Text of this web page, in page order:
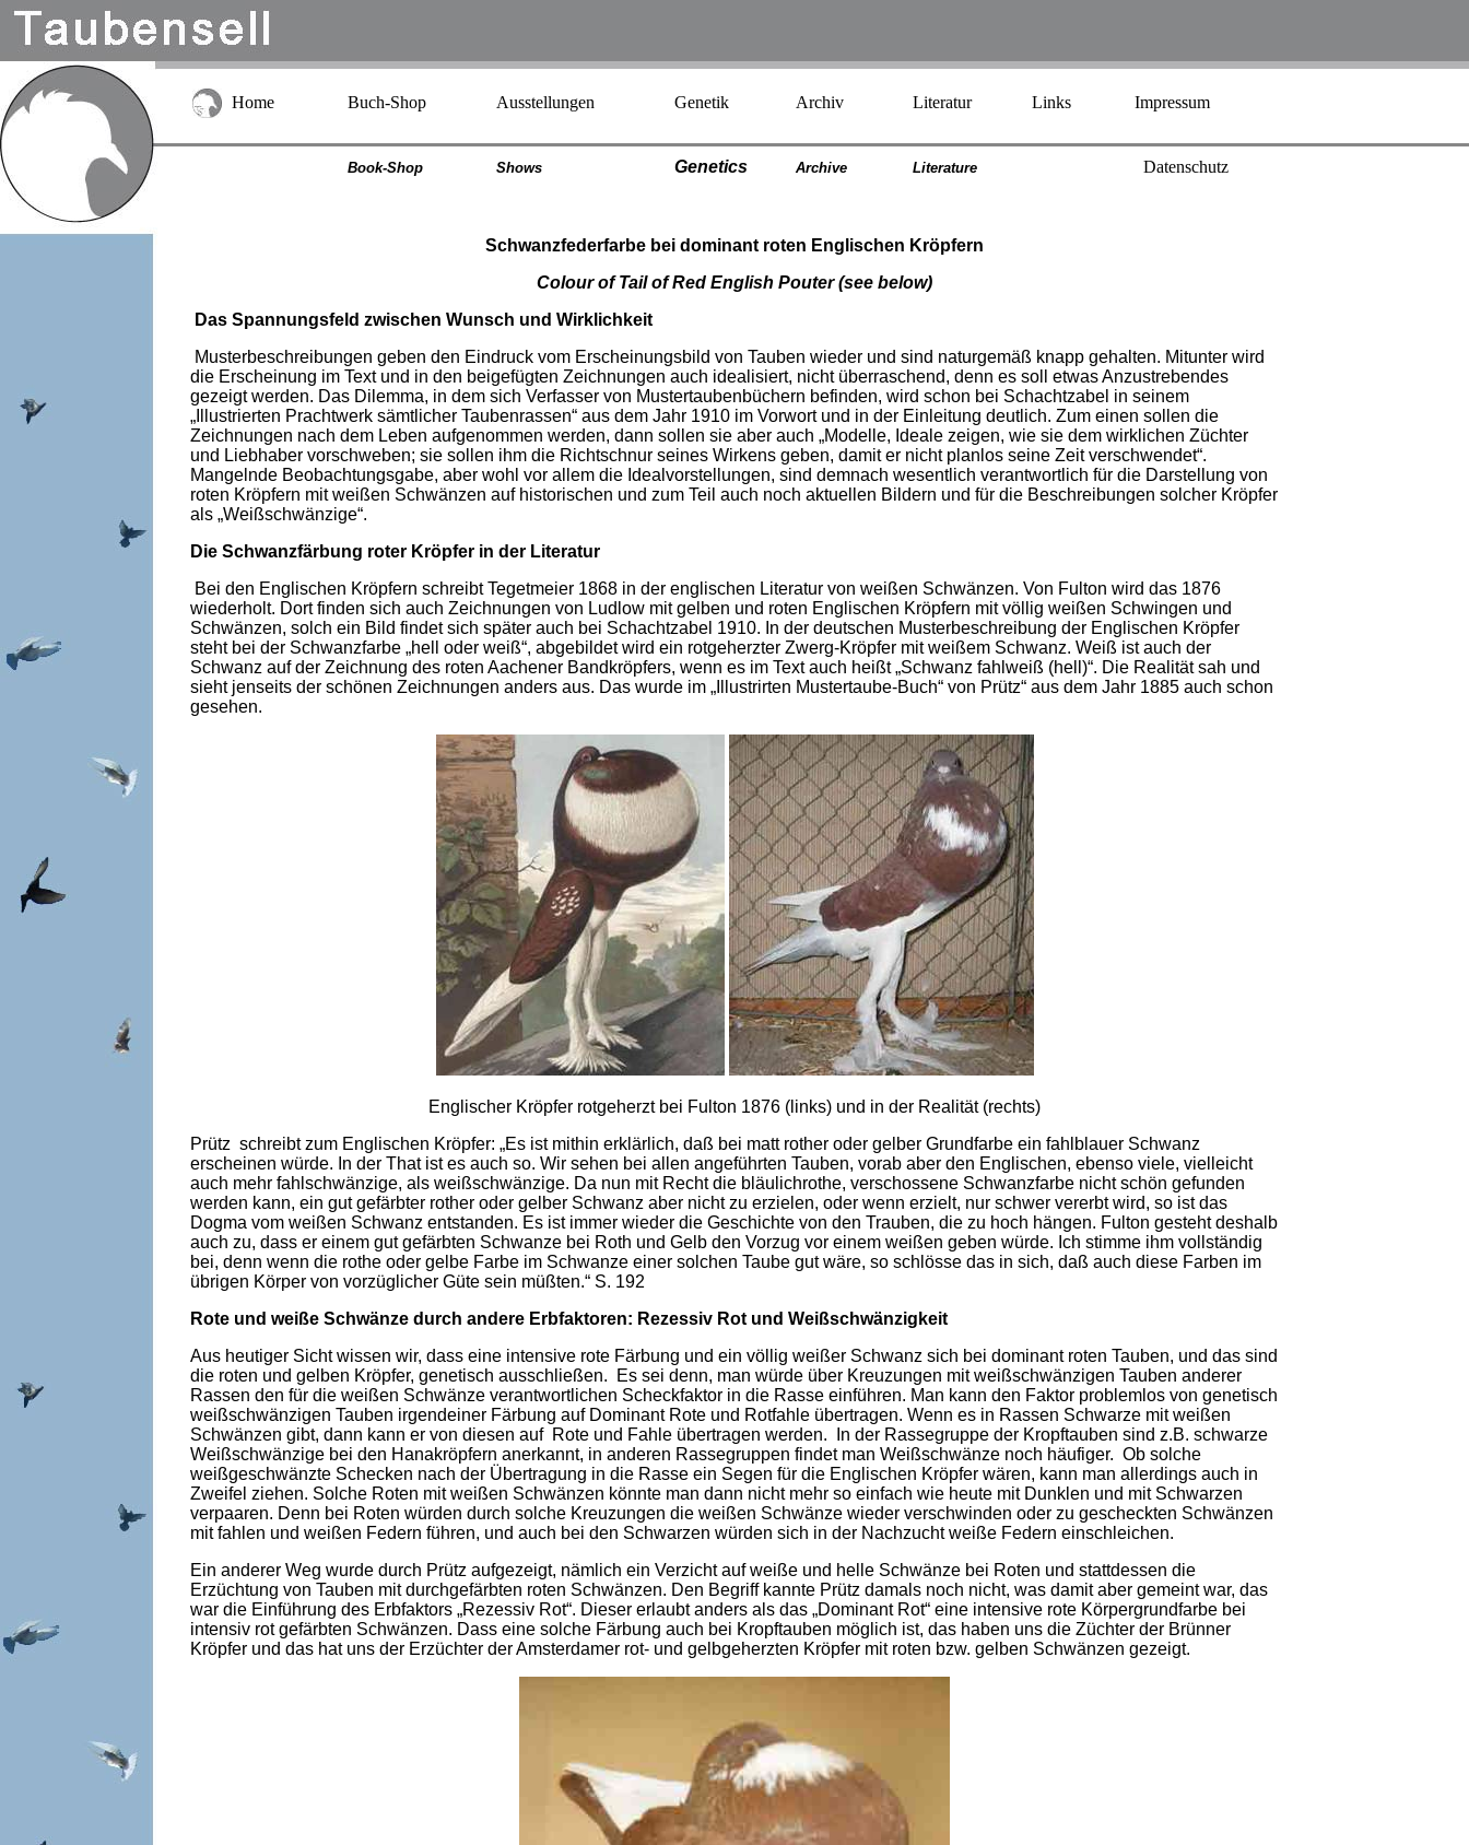
Home Buch-Shop Ausstellungen Genetik Archiv Literatur Links Impressum
Book-Shop Shows Genetics Archive Literature Datenschutz
Schwanzfederfarbe bei dominant roten Englischen Kröpfern
Colour of Tail of Red English Pouter (see below)
Das Spannungsfeld zwischen Wunsch und Wirklichkeit
Musterbeschreibungen geben den Eindruck vom Erscheinungsbild von Tauben wieder und sind naturgemäß knapp gehalten. Mitunter wird
die Erscheinung im Text und in den beigefügten Zeichnungen auch idealisiert, nicht überraschend, denn es soll etwas Anzustrebendes
gezeigt werden. Das Dilemma, in dem sich Verfasser von Mustertaubenbüchern befinden, wird schon bei Schachtzabel in seinem
„Illustrierten Prachtwerk sämtlicher Taubenrassen“ aus dem Jahr 1910 im Vorwort und in der Einleitung deutlich. Zum einen sollen die
Zeichnungen nach dem Leben aufgenommen werden, dann sollen sie aber auch „Modelle, Ideale zeigen, wie sie dem wirklichen Züchter
und Liebhaber vorschweben; sie sollen ihm die Richtschnur seines Wirkens geben, damit er nicht planlos seine Zeit verschwendet“.
Mangelnde Beobachtungsgabe, aber wohl vor allem die Idealvorstellungen, sind demnach wesentlich verantwortlich für die Darstellung von
roten Kröpfern mit weißen Schwänzen auf historischen und zum Teil auch noch aktuellen Bildern und für die Beschreibungen solcher Kröpfer
als „Weißschwänzige“.
Die Schwanzfärbung roter Kröpfer in der Literatur
Bei den Englischen Kröpfern schreibt Tegetmeier 1868 in der englischen Literatur von weißen Schwänzen. Von Fulton wird das 1876
wiederholt. Dort finden sich auch Zeichnungen von Ludlow mit gelben und roten Englischen Kröpfern mit völlig weißen Schwingen und
Schwänzen, solch ein Bild findet sich später auch bei Schachtzabel 1910. In der deutschen Musterbeschreibung der Englischen Kröpfer
steht bei der Schwanzfarbe „hell oder weiß“, abgebildet wird ein rotgeherzter Zwerg-Kröpfer mit weißem Schwanz. Weiß ist auch der
Schwanz auf der Zeichnung des roten Aachener Bandkröpfers, wenn es im Text auch heißt „Schwanz fahlweiß (hell)“. Die Realität sah und
sieht jenseits der schönen Zeichnungen anders aus. Das wurde im „Illustrirten Mustertaube-Buch“ von Prütz“ aus dem Jahr 1885 auch schon
gesehen.
Englischer Kröpfer rotgeherzt bei Fulton 1876 (links) und in der Realität (rechts)
Prütz schreibt zum Englischen Kröpfer: „Es ist mithin erklärlich, daß bei matt rother oder gelber Grundfarbe ein fahlblauer Schwanz
erscheinen würde. In der That ist es auch so. Wir sehen bei allen angeführten Tauben, vorab aber den Englischen, ebenso viele, vielleicht
auch mehr fahlschwänzige, als weißschwänzige. Da nun mit Recht die bläulichrothe, verschossene Schwanzfarbe nicht schön gefunden
werden kann, ein gut gefärbter rother oder gelber Schwanz aber nicht zu erzielen, oder wenn erzielt, nur schwer vererbt wird, so ist das
Dogma vom weißen Schwanz entstanden. Es ist immer wieder die Geschichte von den Trauben, die zu hoch hängen. Fulton gesteht deshalb
auch zu, dass er einem gut gefärbten Schwanze bei Roth und Gelb den Vorzug vor einem weißen geben würde. Ich stimme ihm vollständig
bei, denn wenn die rothe oder gelbe Farbe im Schwanze einer solchen Taube gut wäre, so schlösse das in sich, daß auch diese Farben im
übrigen Körper von vorzüglicher Güte sein müßten.“ S. 192
Rote und weiße Schwänze durch andere Erbfaktoren: Rezessiv Rot und Weißschwänzigkeit
Aus heutiger Sicht wissen wir, dass eine intensive rote Färbung und ein völlig weißer Schwanz sich bei dominant roten Tauben, und das sind
die roten und gelben Kröpfer, genetisch ausschließen. Es sei denn, man würde über Kreuzungen mit weißschwänzigen Tauben anderer
Rassen den für die weißen Schwänze verantwortlichen Scheckfaktor in die Rasse einführen. Man kann den Faktor problemlos von genetisch
weißschwänzigen Tauben irgendeiner Färbung auf Dominant Rote und Rotfahle übertragen. Wenn es in Rassen Schwarze mit weißen
Schwänzen gibt, dann kann er von diesen auf Rote und Fahle übertragen werden. In der Rassegruppe der Kropftauben sind z.B. schwarze
Weißschwänzige bei den Hanakröpfern anerkannt, in anderen Rassegruppen findet man Weißschwänze noch häufiger. Ob solche
weißgeschwänzte Schecken nach der Übertragung in die Rasse ein Segen für die Englischen Kröpfer wären, kann man allerdings auch in
Zweifel ziehen. Solche Roten mit weißen Schwänzen könnte man dann nicht mehr so einfach wie heute mit Dunklen und mit Schwarzen
verpaaren. Denn bei Roten würden durch solche Kreuzungen die weißen Schwänze wieder verschwinden oder zu gescheckten Schwänzen
mit fahlen und weißen Federn führen, und auch bei den Schwarzen würden sich in der Nachzucht weiße Federn einschleichen.
Ein anderer Weg wurde durch Prütz aufgezeigt, nämlich ein Verzicht auf weiße und helle Schwänze bei Roten und stattdessen die
Erzüchtung von Tauben mit durchgefärbten roten Schwänzen. Den Begriff kannte Prütz damals noch nicht, was damit aber gemeint war, das
war die Einführung des Erbfaktors „Rezessiv Rot“. Dieser erlaubt anders als das „Dominant Rot“ eine intensive rote Körpergrundfarbe bei
intensiv rot gefärbten Schwänzen. Dass eine solche Färbung auch bei Kropftauben möglich ist, das haben uns die Züchter der Brünner
Kröpfer und das hat uns der Erzüchter der Amsterdamer rot- und gelbgeherzten Kröpfer mit roten bzw. gelben Schwänzen gezeigt.